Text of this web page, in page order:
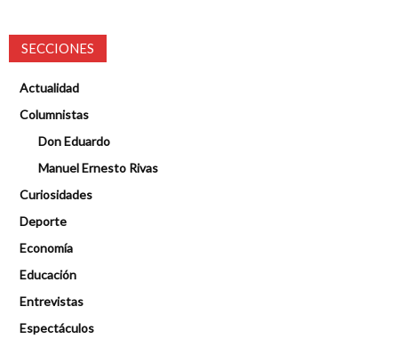
SECCIONES
Actualidad
Columnistas
Don Eduardo
Manuel Ernesto Rivas
Curiosidades
Deporte
Economía
Educación
Entrevistas
Espectáculos